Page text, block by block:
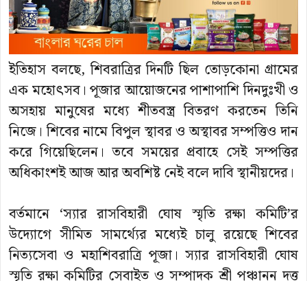
ইতিহাস বলছে, শিবরাত্রির দিনটি ছিল তোড়কোনা গ্রামের
এক মহোৎসব। পূজার আয়োজনের পাশাপাশি দিনদুঃখী ও
অসহায় মানুষের মধ্যে শীতবস্ত্র বিতরণ করতেন তিনি
নিজে। শিবের নামে বিপুল স্থাবর ও অস্থাবর সম্পত্তিও দান
করে গিয়েছিলেন। তবে সময়ের প্রবাহে সেই সম্পত্তির
অধিকাংশই আজ আর অবশিষ্ট নেই বলে দাবি স্থানীয়দের।
বর্তমানে ‘স্যার রাসবিহারী ঘোষ স্মৃতি রক্ষা কমিটি’র
উদ্যোগে সীমিত সামর্থ্যের মধ্যেই চালু রয়েছে শিবের
নিত্যসেবা ও মহাশিবরাত্রি পূজা। স্যার রাসবিহারী ঘোষ
স্মৃতি রক্ষা কমিটির সেবাইত ও সম্পাদক শ্রী পঞ্চানন দত্ত